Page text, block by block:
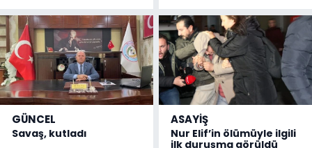
GÜNCEL
Savaş, kutladı
ASAYİŞ
Nur Elif’in ölümüyle ilgili
ilk duruşma görüldü